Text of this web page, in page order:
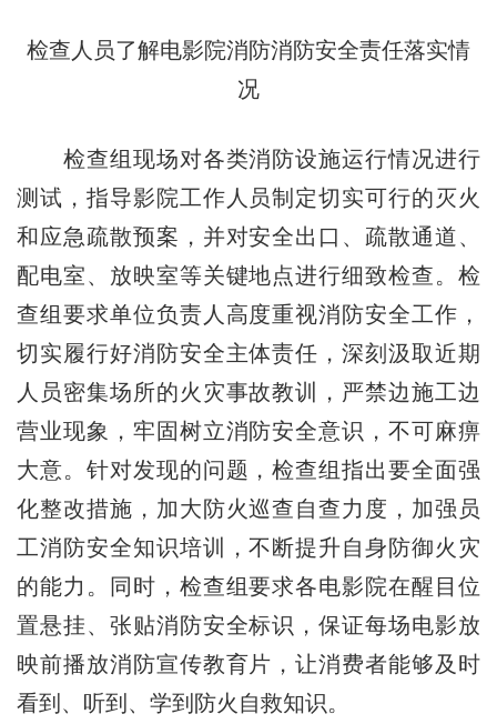
检查人员了解电影院消防消防安全责任落实情
况
检查组现场对各类消防设施运行情况进行
测试，指导影院工作人员制定切实可行的灭火
和应急疏散预案，并对安全出口、疏散通道、
配电室、放映室等关键地点进行细致检查。检
查组要求单位负责人高度重视消防安全工作，
切实履行好消防安全主体责任，深刻汲取近期
人员密集场所的火灾事故教训，严禁边施工边
营业现象，牢固树立消防安全意识，不可麻痹
大意。针对发现的问题，检查组指出要全面强
化整改措施，加大防火巡查自查力度，加强员
工消防安全知识培训，不断提升自身防御火灾
的能力。同时，检查组要求各电影院在醒目位
置悬挂、张贴消防安全标识，保证每场电影放
映前播放消防宣传教育片，让消费者能够及时
看到、听到、学到防火自救知识。